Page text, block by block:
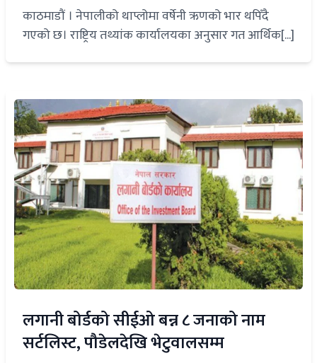
काठमाडौं । नेपालीको थाप्लोमा वर्षेनी ऋणको भार थपिँदै
गएको छ। राष्ट्रिय तथ्यांक कार्यालयका अनुसार गत आर्थिक[...]
लगानी बोर्डको सीईओ बन्न ८ जनाको नाम
सर्टलिस्ट, पौडेलदेखि भेटुवालसम्म